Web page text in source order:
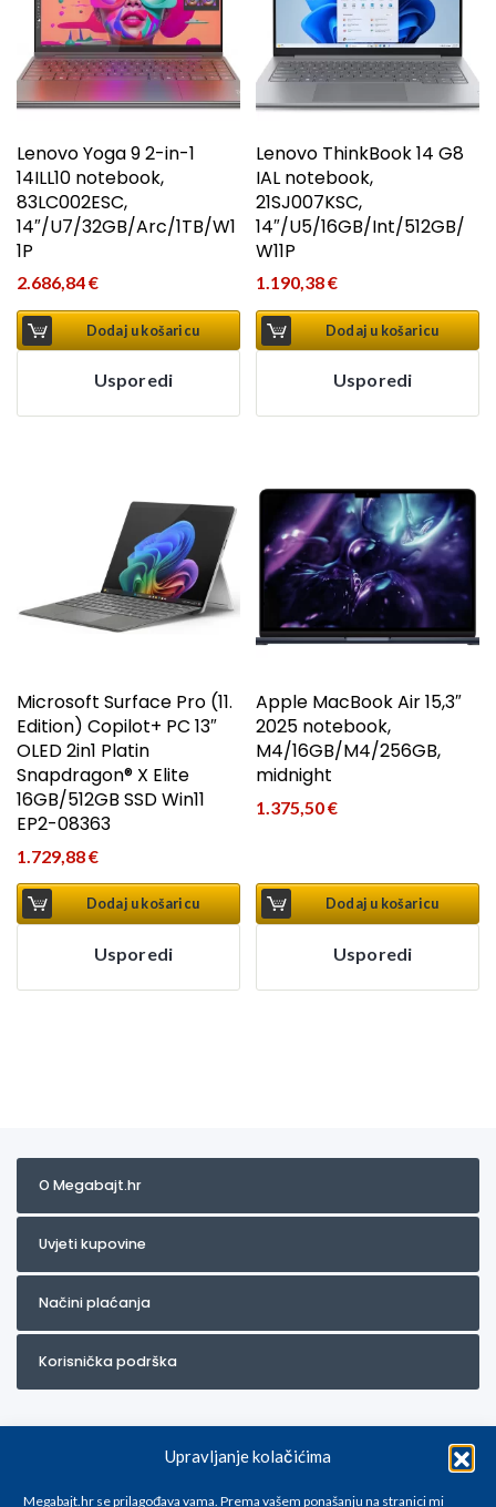
Upravljanje kolačićima
Megabajt.hr se prilagođava vama. Prema vašem ponašanju na stranici mi
Lenovo Yoga 9 2-in-1
14ILL10 notebook,
83LC002ESC,
14″/U7/32GB/Arc/1TB/W1
1P
2.686,84€
Dodaj u košaricu
Usporedi
Lenovo ThinkBook 14 G8
IAL notebook,
21SJ007KSC,
14″/U5/16GB/Int/512GB/
W11P
1.190,38€
Dodaj u košaricu
Usporedi
Microsoft Surface Pro (11.
Edition) Copilot+ PC 13″
OLED 2in1 Platin
Snapdragon® X Elite
16GB/512GB SSD Win11
EP2-08363
1.729,88€
Dodaj u košaricu
Usporedi
Apple MacBook Air 15,3″
2025 notebook,
M4/16GB/M4/256GB,
midnight
1.375,50€
Dodaj u košaricu
Usporedi
O Megabajt.hr
Uvjeti kupovine
Načini plaćanja
Korisnička podrška